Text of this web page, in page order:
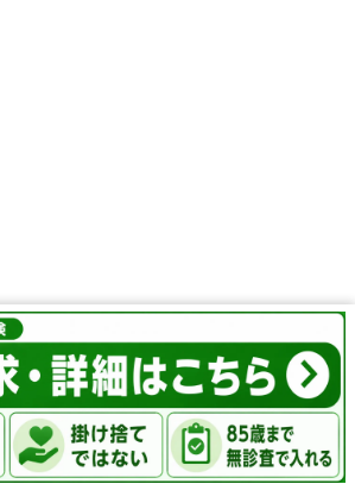
終活Life
© 2019 終活Life.
検索 トップ サイドバー